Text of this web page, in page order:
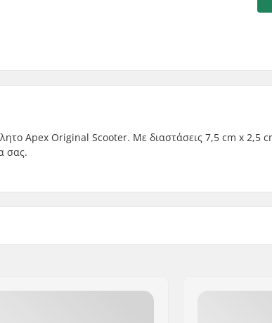
Apex Original Scooter. Με διαστάσεις 7,5 cm x 2,5
σας.